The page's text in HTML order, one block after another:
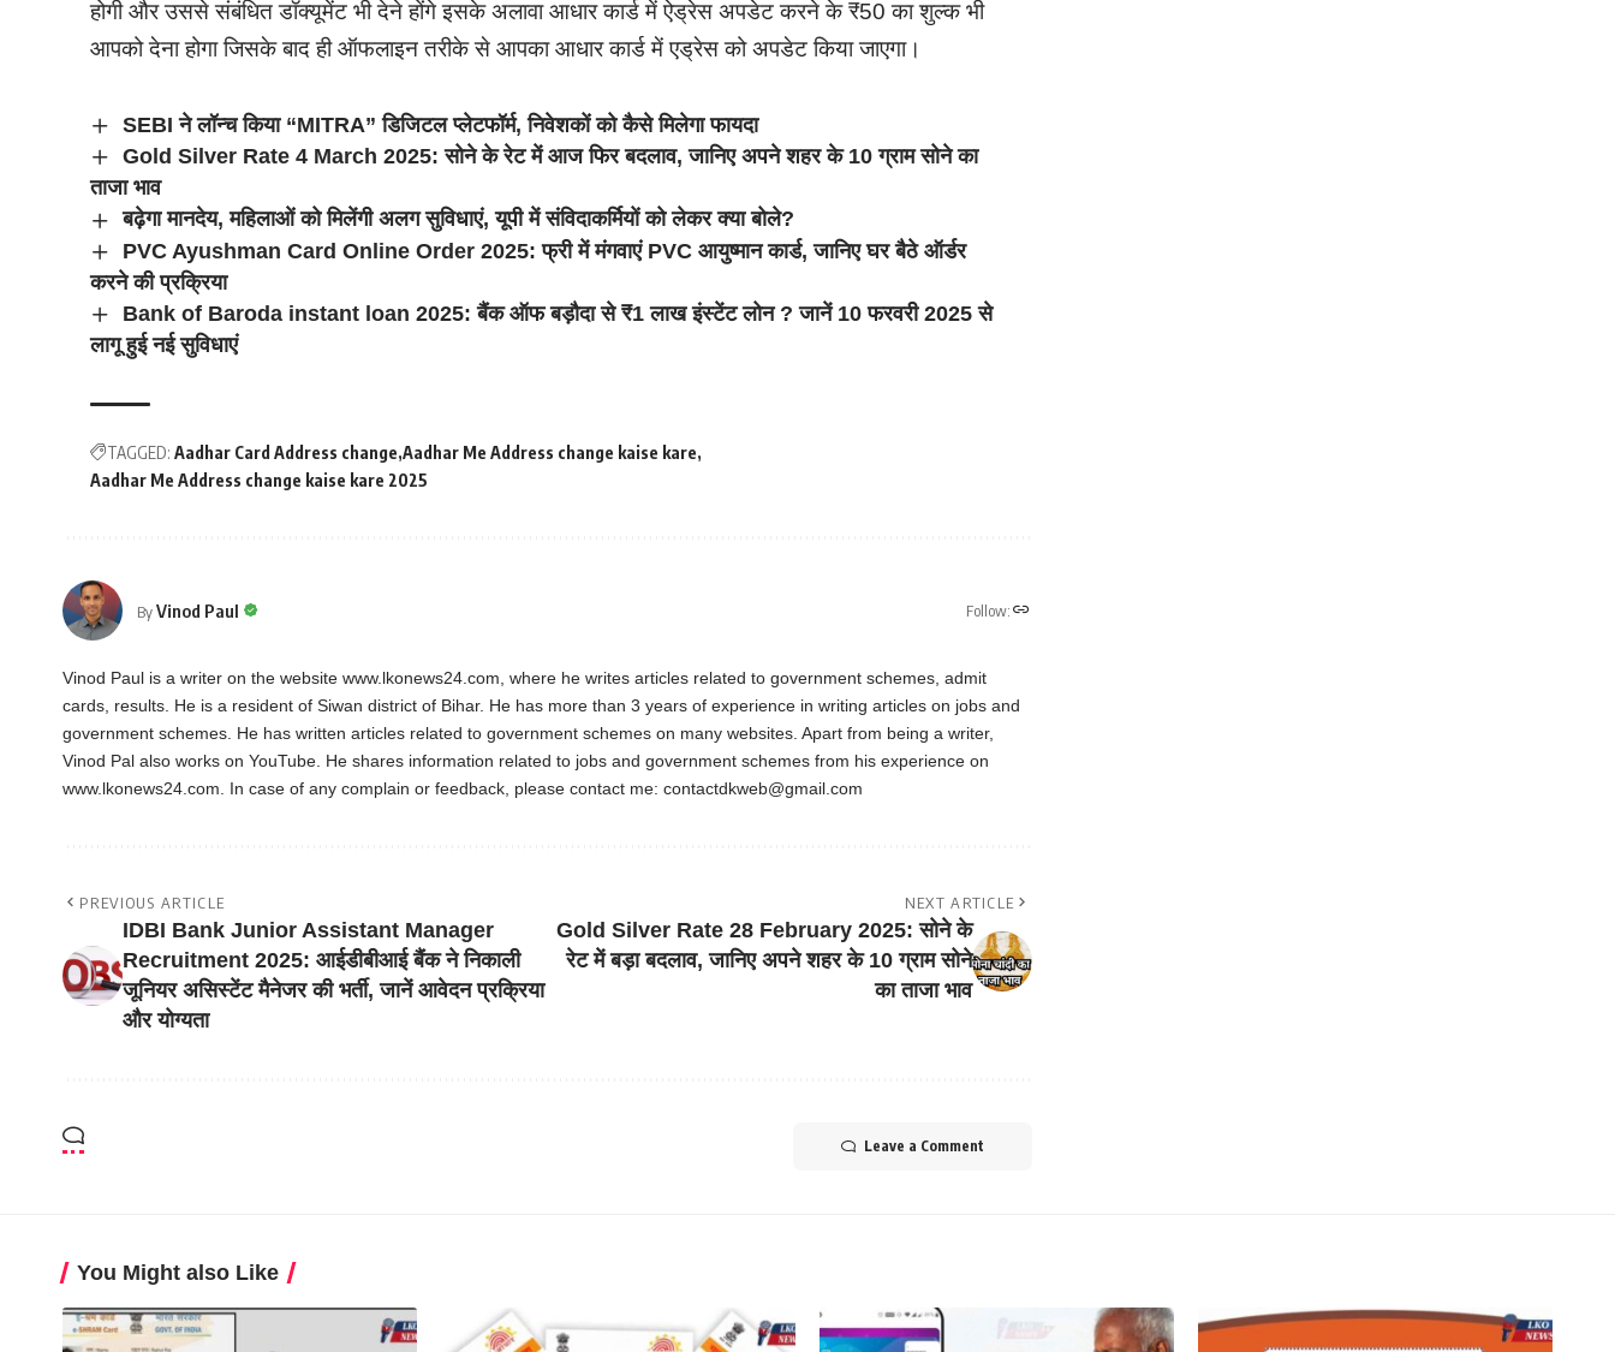
होगी और उससे संबंधित डॉक्यूमेंट भी देने होंगे इसके अलावा आधार कार्ड में ऐड्रेस अपडेट करने के ₹50 का शुल्क भी
आपको देना होगा जिसके बाद ही ऑफलाइन तरीके से आपका आधार कार्ड में एड्रेस को अपडेट किया जाएगा।
SEBI ने लॉन्च किया “MITRA” डिजिटल प्लेटफॉर्म, निवेशकों को कैसे मिलेगा फायदा
Gold Silver Rate 4 March 2025: सोने के रेट में आज फिर बदलाव, जानिए अपने शहर के 10 ग्राम सोने का
ताजा भाव
बढ़ेगा मानदेय, महिलाओं को मिलेंगी अलग सुविधाएं, यूपी में संविदाकर्मियों को लेकर क्या बोले?
PVC Ayushman Card Online Order 2025: फ्री में मंगवाएं PVC आयुष्मान कार्ड, जानिए घर बैठे ऑर्डर
करने की प्रक्रिया
Bank of Baroda instant loan 2025: बैंक ऑफ बड़ौदा से ₹1 लाख इंस्टेंट लोन ? जानें 10 फरवरी 2025 से
लागू हुई नई सुविधाएं
TAGGED: Aadhar Card Address change Aadhar Me Address change kaise kare
Aadhar Me Address change kaise kare 2025
ByVinod Paul Follow:
Vinod Paul is a writer on the website www.lkonews24.com, where he writes articles related to government schemes, admit
cards, results. He is a resident of Siwan district of Bihar. He has more than 3 years of experience in writing articles on jobs and
government schemes. He has written articles related to government schemes on many websites. Apart from being a writer,
Vinod Pal also works on YouTube. He shares information related to jobs and government schemes from his experience on
www.lkonews24.com. In case of any complain or feedback, please contact me: contactdkweb@gmail.com
PREVIOUS ARTICLE
IDBI Bank Junior Assistant Manager
Recruitment 2025: आईडीबीआई बैंक ने निकाली
जूनियर असिस्टेंट मैनेजर की भर्ती, जानें आवेदन प्रक्रिया
और योग्यता
NEXT ARTICLE
Gold Silver Rate 28 February 2025: सोने के
रेट में बड़ा बदलाव, जानिए अपने शहर के 10 ग्राम सोने
का ताजा भाव
Leave a Comment
You Might also Like